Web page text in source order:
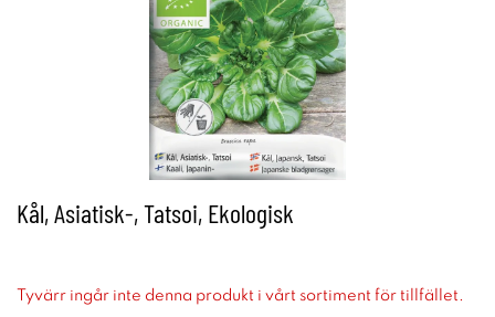
Kål, Asiatisk-, Tatsoi, Ekologisk
Tyvärr ingår inte denna produkt i vårt sortiment för tillfället.